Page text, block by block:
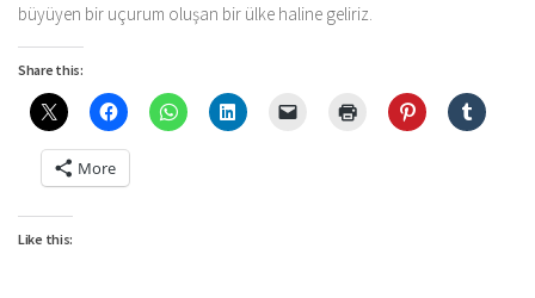
büyüyen bir uçurum oluşan bir ülke haline geliriz.
Share this:
More
Like this: